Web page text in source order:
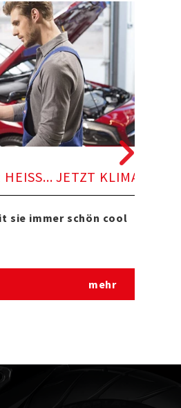
JETZT KLIMA
sie immer schön cool
mehr